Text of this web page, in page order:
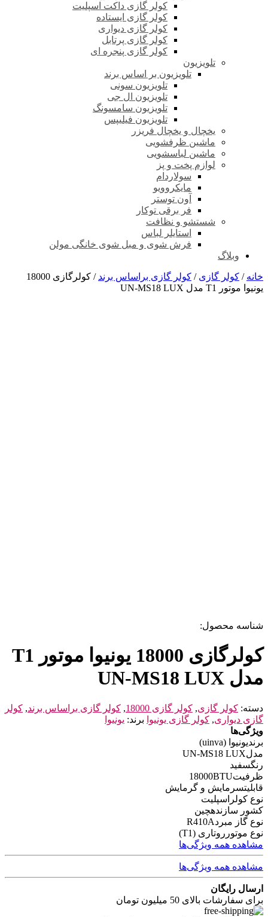
کولر گازی داکت اسپلیت
کولر گازی ایستاده
کولر گازی دیواری
کولر گازی پرتابل
کولر گازی پنجره ای
تلویزیون
تلویزیون بر اساس برند
تلویزیون سونی
تلویزیون ال جی
تلویزیون سامسونگ
تلویزیون فیلیپس
یخچال و یخچال فریزر
ماشین ظرفشویی
ماشین لباسشویی
لوازم پخت و پز
سولاردام
مایکروویو
آون توستر
فر برقی توکار
شستشو و نظافت
استایلر لباس
فرش شوی و مبل شوی خانگی مولن
وبلاگ
خانه / کولر گازی / کولر گازی براساس برند
/ کولرگازی 18000
یونیوا موتور T1 مدل UN-MS18 LUX
شناسه محصول:
کولرگازی 18000 یونیوا موتور T1
مدل UN-MS18 LUX
دسته: کولر گازی, کولر گازی 18000 , کولر گازی براساس برند, کولر
گازی دیواری, کولر گازی یونیوا برند: یونیوا
ویژگی‌ها
برندیونیوا (uinva)
مدلUN-MS18 LUX
رنگسفید
ظرفیت18000BTU
قابلیتسرمایش و گرمایش
نوع کولر اسپلیت
کشور سازندهچین
نوع گاز مبردR410A
نوع موتور روتاری (T1)
مشاهده همه ویژگی‌ها
مشاهده همه ویژگی‌ها
ارسال رایگان
برای سفارشات بالای 50 میلیون تومان